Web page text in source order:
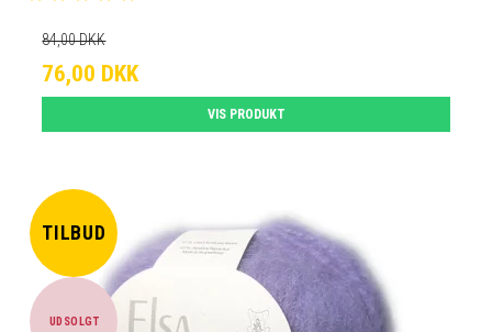
84,00 DKK
76,00 DKK
VIS PRODUKT
TILBUD
UDSOLGT